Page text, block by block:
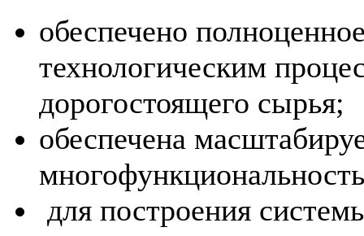
обеспечено
технологическим
дорогостоящего сырья;
обеспечена
для построения